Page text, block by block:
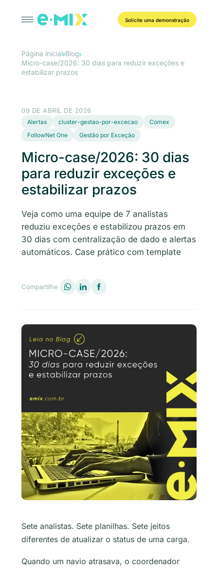
Solicite uma demonstração
Página inicial Blog
Micro-case/2026: 30 dias para reduzir exceções e
estabilizar prazos
09 DE ABRIL DE 2026
Alertas cluster-gestao-por-excecao
Comex
FollowNet One
Gestão por Exceção
Micro-case/2026: 30 dias
para reduzir exceções e
estabilizar prazos
Veja como uma equipe de 7 analistas
reduziu exceções e estabilizou prazos em
30 dias com centralização de dado e alertas
automáticos. Case prático com template
Compartilhe
Sete analistas. Sete planilhas. Sete jeitos
diferentes de atualizar o status de uma carga.
Quando um navio atrasava, o coordenador